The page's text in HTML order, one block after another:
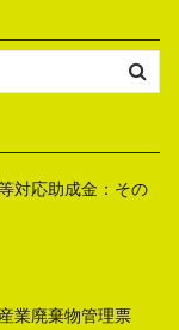
対応助成金：その
業廃棄物管理票